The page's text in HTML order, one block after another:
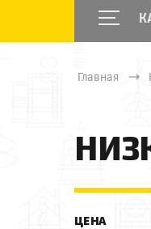
Главная
ЦЕНА